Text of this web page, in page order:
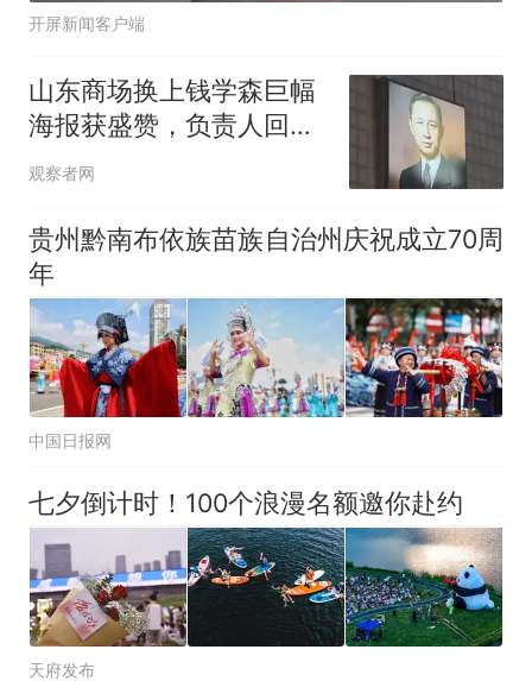
开屏新闻客户端
山东商场换上钱学森巨幅
海报获盛赞，负责人回
应：力所能及致敬国家脊
观察者网
贵州黔南布依族苗族自治州庆祝成立70周
年
中国日报网
七夕倒计时！100个浪漫名额邀你赴约
天府发布